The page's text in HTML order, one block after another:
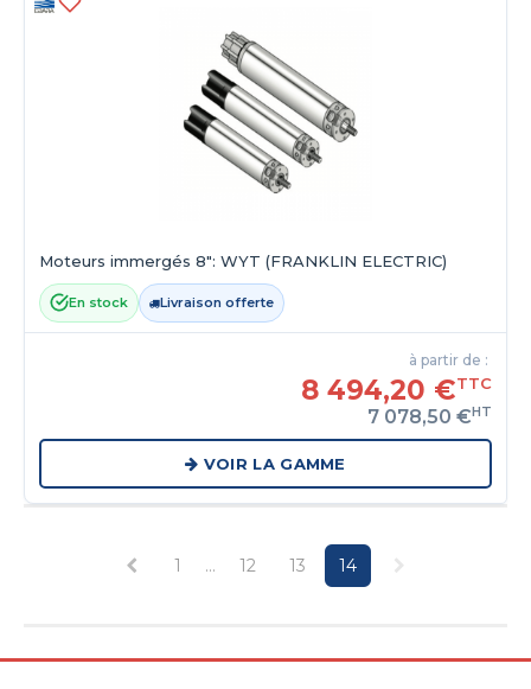
Moteurs immergés 8": WYT (FRANKLIN ELECTRIC)
En stock Livraison offerte
à partir de :
8 494,20 €TTC
7 078,50 €HT
VOIR LA GAMME
1 ... 12 13 14